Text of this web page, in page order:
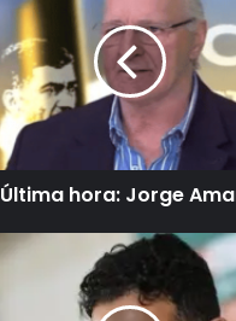
Última hora: Jorge